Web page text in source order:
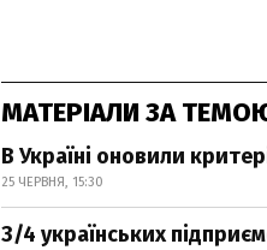
МАТЕРІАЛИ ЗА
В Україні оновили
25 ЧЕРВНЯ, 15:30
3/4 українських